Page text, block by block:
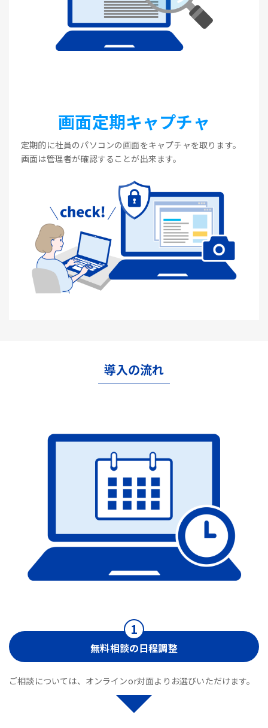
画面定期キャプチャ
定期的に社員のパソコンの画面をキャプチャを取ります。
画面は管理者が確認することが出来ます。
導入の流れ
無料相談の日程調整
ご相談については、オンラインor対面よりお選びいただけます。